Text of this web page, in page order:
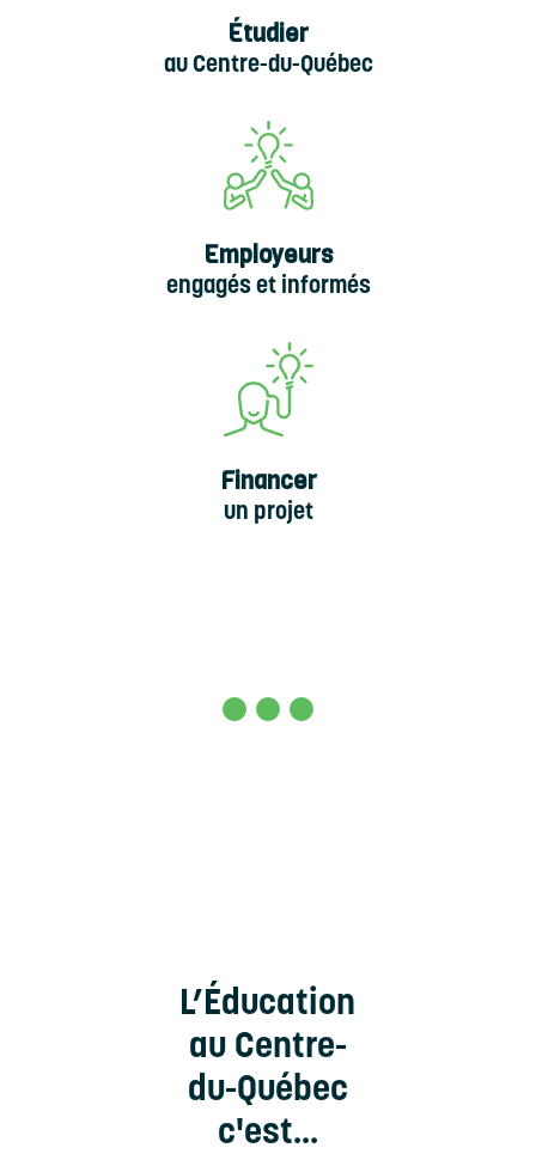
Étudier
au Centre-du-Québec
Employeurs
engagés et informés
Financer
un projet
L’Éducation
au Centre-
du-Québec
c'est...